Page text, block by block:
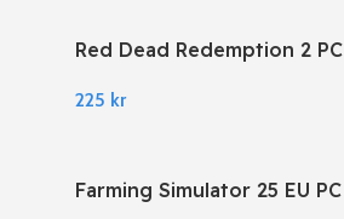
Red Dead Redemption 2 PC
225 kr
Farming Simulator 25 EU PC